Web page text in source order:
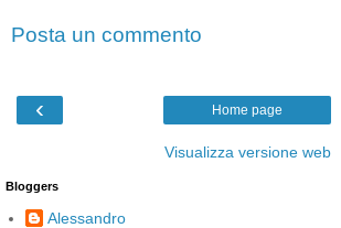
Posta un commento
‹ Home page
Visualizza versione web
Bloggers
Alessandro